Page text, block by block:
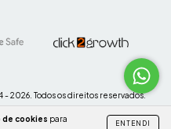
de cookies para
ENTENDI
2026. Todos os direitos reservados.